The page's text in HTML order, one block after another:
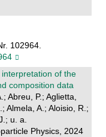
102964.
of the
composition data
Abreu, P.; Aglietta,
Almela, A.; Aloisio, R.;
u. a.
Physics, 2024